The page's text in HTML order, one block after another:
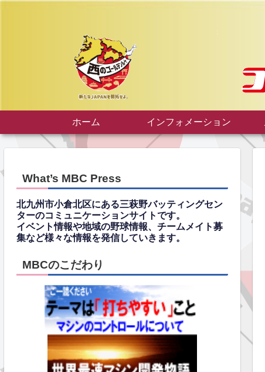
ホーム インフォメーション
What’s MBC Press
北九州市小倉北区にある三萩野バッティングセン
ターのコミュニケーションサイトです。
イベント情報や地域の野球情報、チームメイト募
集など様々な情報を発信していきます。
MBCのこだわり